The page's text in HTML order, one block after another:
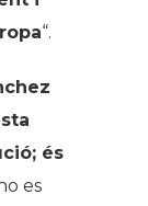
“.
és
es